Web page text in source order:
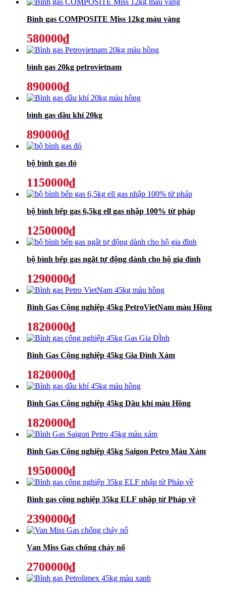
Bình gas COMPOSITE Miss 12kg màu vàng
580000₫
bình gas 20kg petrovietnam
890000₫
bình gas dầu khí 20kg
890000₫
bộ bình gas đỏ
1150000₫
bộ bình bếp gas 6,5kg ell gas nhập 100% từ pháp
1250000₫
bộ bình bếp gas ngắt tự động dành cho hộ gia đình
1290000₫
Bình Gas Công nghiệp 45kg PetroVietNam màu Hồng
1820000₫
Bình Gas Công nghiệp 45kg Gia Đình Xám
1820000₫
Bình Gas Công nghiệp 45kg Dầu khí màu Hồng
1820000₫
Bình Gas Công nghiệp 45kg Saigon Petro Màu Xám
1950000₫
Bình gas công nghiệp 35kg ELF nhập từ Pháp về
2390000₫
Van Miss Gas chống cháy nổ
2700000₫